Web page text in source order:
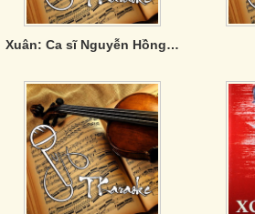
Xuân: Ca sĩ Nguyễn Hồng Ân